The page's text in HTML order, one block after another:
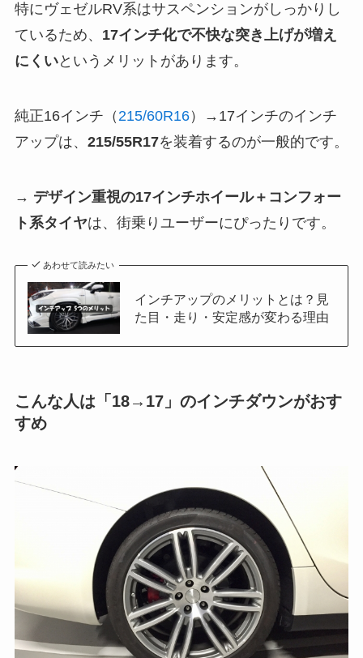
特にヴェゼルRV系はサスペンションがしっかりし
ているため、 17インチ化で不快な突き上げが増え
にくいというメリットがあります。
純正16インチ（ 215/60R16）→17インチのインチ
アップは、 215/55R17を装着するのが一般的です。
→ デザイン重視の17インチホイール＋コンフォー
ト系タイヤは、街乗りユーザーにぴったりです。
あわせて読みたい
インチアップのメリットとは？見
た目・走り・安定感が変わる理由
こんな人は「18→17」のインチダウンがおす
すめ